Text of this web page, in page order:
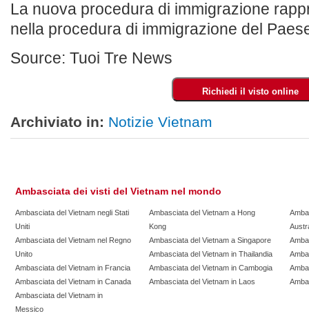
La nuova procedura di immigrazione
nella procedura di immigrazione del
Source: Tuoi Tre News
Archiviato in: Notizie Vietnam
Ambasciata dei visti del Vietnam nel mondo
Ambasciata del Vietnam negli Stati
Uniti
Ambasciata del Vietnam nel Regno
Unito
Ambasciata del Vietnam in Francia
Ambasciata del Vietnam in Canada
Ambasciata del Vietnam in
Messico
Ambasciata del Vietnam a Hong
Kong
Ambasciata del Vietnam a Singapore
Ambasciata del Vietnam in Thailandia
Ambasciata del Vietnam in Cambogia
Ambasciata del Vietnam in Laos